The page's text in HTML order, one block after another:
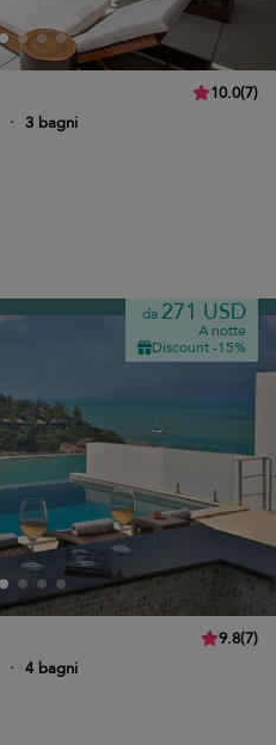
10.0(7)
· 3 bagni
da 271 USD
A notte
Discount -15%
9.8(7)
· 4 bagni